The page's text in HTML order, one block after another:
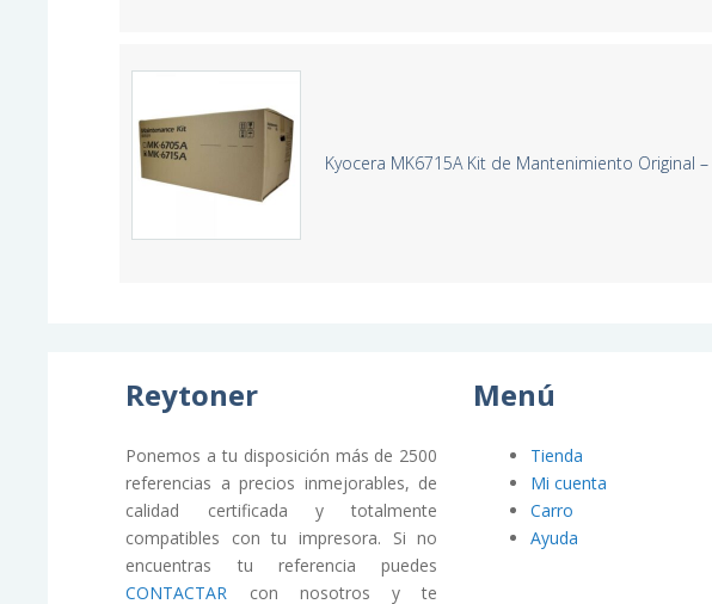
Kyocera MK6715A Kit de Mantenimiento Original
Reytoner
Ponemos a tu disposición más de 2500
referencias a precios inmejorables, de
calidad certificada y totalmente
compatibles con tu impresora. Si no
encuentras tu referencia puedes
CONTACTAR con nosotros y te
Menú
Tienda
Mi cuenta
Carro
Ayuda